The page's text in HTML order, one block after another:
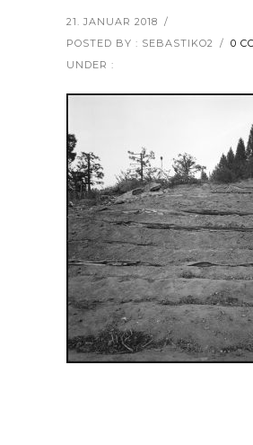
21. JANUAR 2018 /
POSTED BY : SEBASTIKO2 / 0
UNDER :